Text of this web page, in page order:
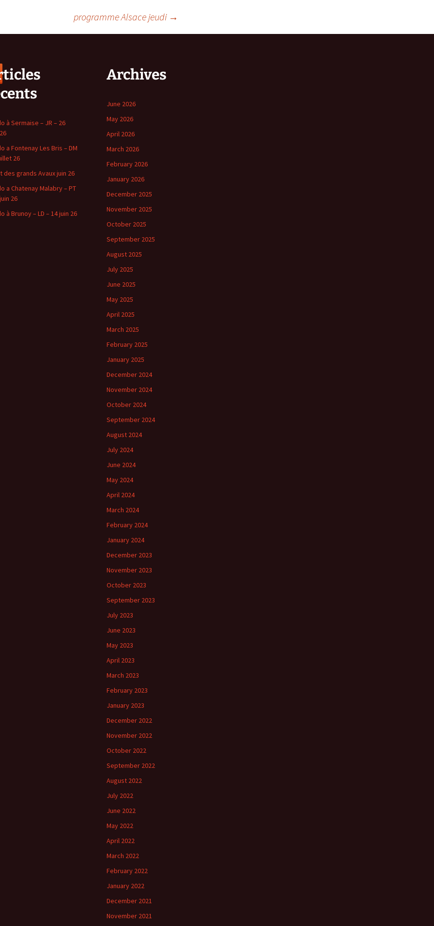
programme Alsace jeudi →
à Sermaise – JR – 26
a Fontenay Les Bris – DM
26
des grands Avaux juin 26
a Chatenay Malabry – PT
26
à Brunoy – LD – 14 juin 26
Archives
June 2026
May 2026
April 2026
March 2026
February 2026
January 2026
December 2025
November 2025
October 2025
September 2025
August 2025
July 2025
June 2025
May 2025
April 2025
March 2025
February 2025
January 2025
December 2024
November 2024
October 2024
September 2024
August 2024
July 2024
June 2024
May 2024
April 2024
March 2024
February 2024
January 2024
December 2023
November 2023
October 2023
September 2023
July 2023
June 2023
May 2023
April 2023
March 2023
February 2023
January 2023
December 2022
November 2022
October 2022
September 2022
August 2022
July 2022
June 2022
May 2022
April 2022
March 2022
February 2022
January 2022
December 2021
November 2021